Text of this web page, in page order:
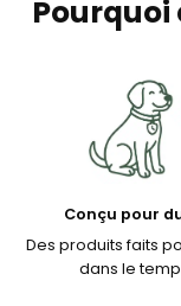
Pourquoi
Conçu pour
Des produits faits
dans le